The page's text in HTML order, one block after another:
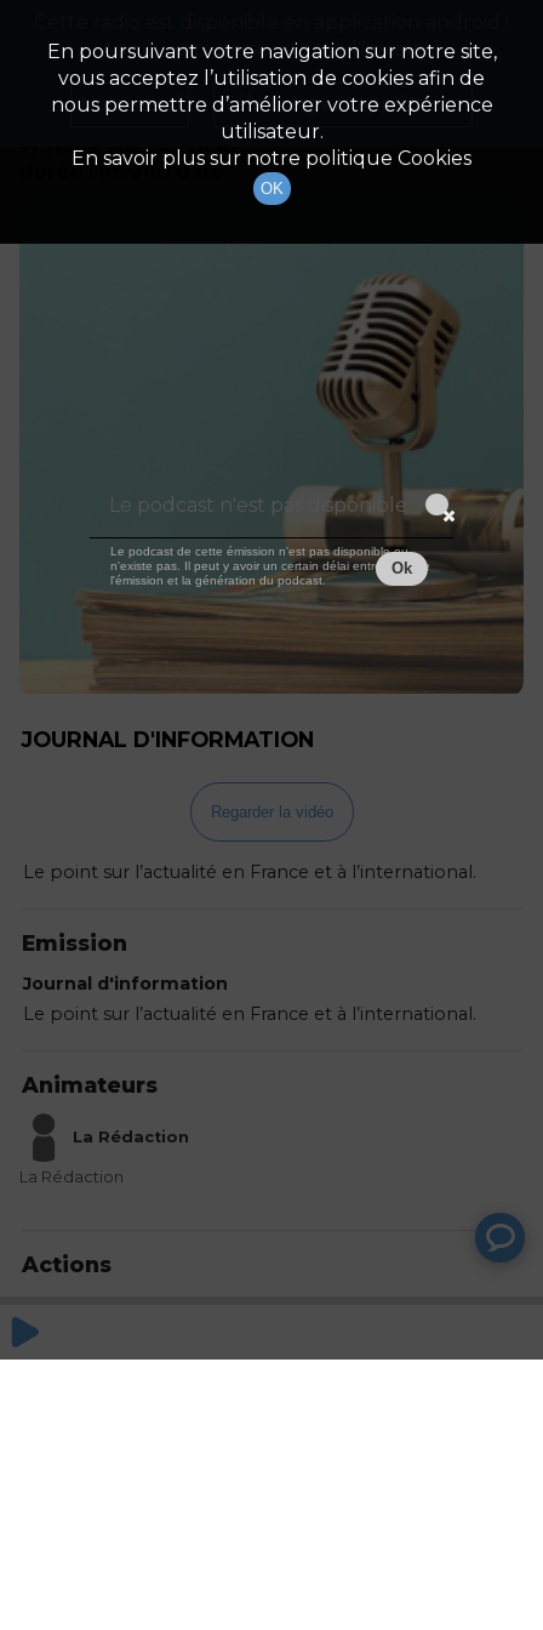
Détails De L'épisode
17 mars 2021
à 17h30
durée : Invalid date
JOURNAL D'INFORMATION
Regarder la vidéo
Le point sur l’actualité en France et à l’international.
Emission
Journal d'information
Le point sur l’actualité en France et à l’international.
Animateurs
La Rédaction
La Rédaction
Actions
En poursuivant votre navigation sur notre site,
vous acceptez l’utilisation de cookies afin de
nous permettre d’améliorer votre expérience
utilisateur.
En savoir plus sur notre politique Cookies
OK
Appuyez ci-dessous pour l'installer.
Non merci Télécharger l'application
Le podcast n'est pas disponible
Le podcast de cette émission n'est pas disponible ou
n'existe pas. Il peut y avoir un certain délai entre la fin de
l'émission et la génération du podcast.
Ok